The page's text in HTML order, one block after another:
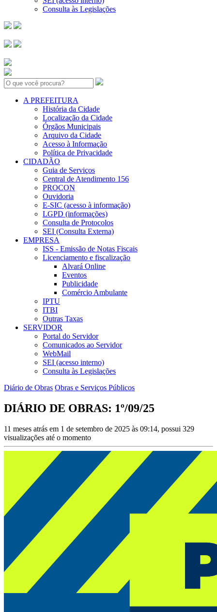
Consulta às Legislações
Search:
A PREFEITURA
História da Cidade
Localização da Cidade
Órgãos Municipais
Arquivo da Cidade
Acesso à Informação
Política de Privacidade
CIDADÃO
Guia de Serviços
Central de Atendimento 156
PROCON
Ouvidoria
E-SIC (acesso à informação)
LGPD (informações)
Consulta de Protocolos
SEI (Consulta Externa)
EMPRESA
ISS - Emissão de Notas Fiscais
Licenciamento e fiscalização
Alvará Online
Eventos
Publicidade
Comércio Ambulante
IPTU
ITBI
Outras Taxas
SERVIDOR
Portal do Servidor
Comunicados ao Servidor
WebMail
SEI (acesso interno)
Consulta às Legislações
Diário de Obras Obras e Serviços Públicos
DIÁRIO DE OBRAS: 1º/09/25
11 meses atrás em 1 de setembro de 2025 às 09:14, possui 329
visualizações até o momento